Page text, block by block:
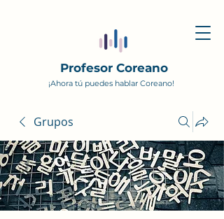
Profesor Coreano
¡Ahora tú puedes hablar Coreano!
Grupos